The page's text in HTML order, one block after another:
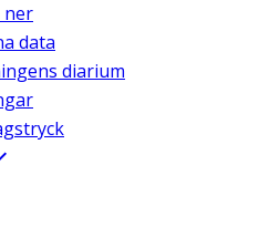
ner
data
diarium